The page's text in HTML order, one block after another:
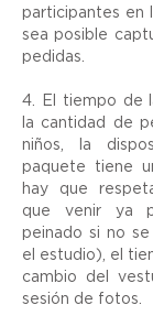
participantes en
sea posible
pedidas.
4. El tiempo de
la cantidad de
niños, la
paquete tiene
hay que
que venir ya
peinado si no
el estudio), el
cambio del
sesión de fotos.